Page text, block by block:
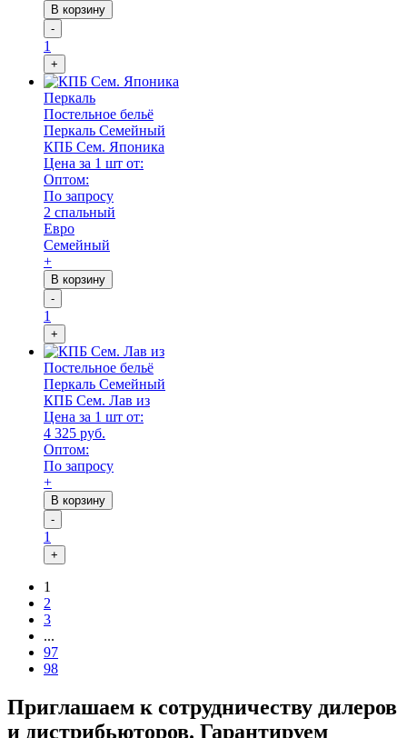
В корзину
-
1
+
Перкаль
Постельное бельё
Перкаль Семейный
КПБ Сем. Японика
Цена за 1 шт от:
Оптом:
По запросу
2 спальный
Евро
Семейный
+
В корзину
-
1
+
Постельное бельё
Перкаль Семейный
КПБ Сем. Лав из
Цена за 1 шт от:
4 325 руб.
Оптом:
По запросу
+
В корзину
-
1
+
1
2
3
...
97
98
Приглашаем к сотрудничеству дилеров
и дистрибьюторов. Гарантируем